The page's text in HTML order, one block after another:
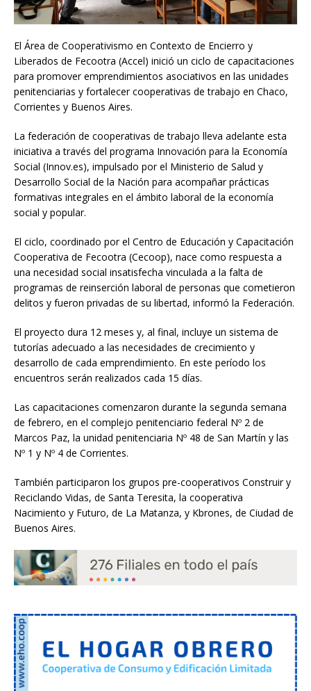
El Área de Cooperativismo en Contexto de Encierro y
Liberados de Fecootra (Accel) inició un ciclo de capacitaciones
para promover emprendimientos asociativos en las unidades
penitenciarias y fortalecer cooperativas de trabajo en Chaco,
Corrientes y Buenos Aires.
La federación de cooperativas de trabajo lleva adelante esta
iniciativa a través del programa Innovación para la Economía
Social (Innov.es), impulsado por el Ministerio de Salud y
Desarrollo Social de la Nación para acompañar prácticas
formativas integrales en el ámbito laboral de la economía
social y popular.
El ciclo, coordinado por el Centro de Educación y Capacitación
Cooperativa de Fecootra (Cecoop), nace como respuesta a
una necesidad social insatisfecha vinculada a la falta de
programas de reinserción laboral de personas que cometieron
delitos y fueron privadas de su libertad, informó la Federación.
El proyecto dura 12 meses y, al final, incluye un sistema de
tutorías adecuado a las necesidades de crecimiento y
desarrollo de cada emprendimiento. En este período los
encuentros serán realizados cada 15 días.
Las capacitaciones comenzaron durante la segunda semana
de febrero, en el complejo penitenciario federal Nº 2 de
Marcos Paz, la unidad penitenciaria Nº 48 de San Martín y las
Nº 1 y Nº 4 de Corrientes.
También participaron los grupos pre-cooperativos Construir y
Reciclando Vidas, de Santa Teresita, la cooperativa
Nacimiento y Futuro, de La Matanza, y Kbrones, de Ciudad de
Buenos Aires.